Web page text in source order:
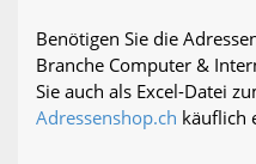
Benötigen Sie die
Branche Computer &
Sie auch als Excel-Datei
Adressenshop.ch käuflich